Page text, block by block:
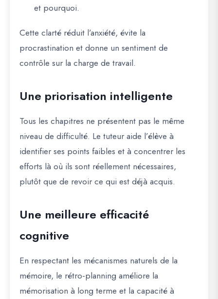
et pourquoi.
Cette clarté réduit l’anxiété, évite la
procrastination et donne un sentiment de
contrôle sur la charge de travail.
Une priorisation intelligente
Tous les chapitres ne présentent pas le même
niveau de difficulté. Le tuteur aide l’élève à
identifier ses points faibles et à concentrer les
efforts là où ils sont réellement nécessaires,
plutôt que de revoir ce qui est déjà acquis.
Une meilleure efficacité
cognitive
En respectant les mécanismes naturels de la
mémoire, le rétro-planning améliore la
mémorisation à long terme et la capacité à